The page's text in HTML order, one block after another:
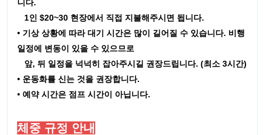
니다.
1인 $20~30 현장에서 직접 지불해주시면 됩니다.
• 기상 상황에 따라 대기 시간은 많이 길어질 수 있습니다. 비행
일정에 변동이 있을 수 있으므로
앞, 뒤 일정을 넉넉히 잡아주시길 권장드립니다. (최소 3시간)
• 운동화를 신는 것을 권장합니다.
• 예약 시간은 점프 시간이 아닙니다.
체중 규정 안내